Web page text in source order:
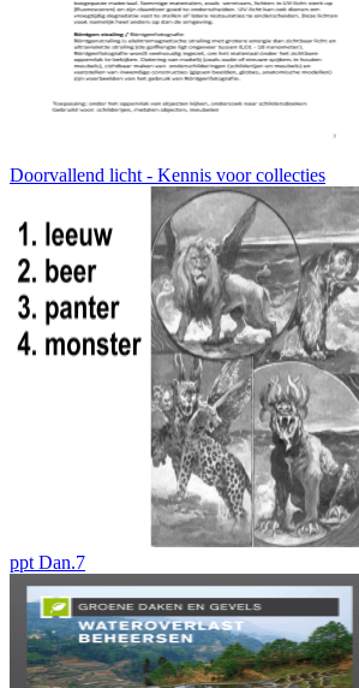
Doorvallend licht - Kennis voor collecties
ppt Dan.7